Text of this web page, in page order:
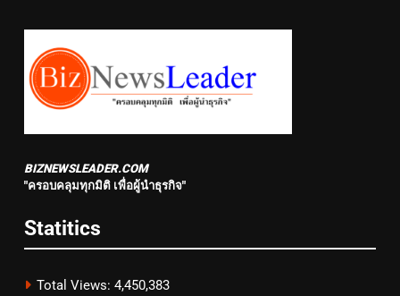
BIZNEWSLEADER.COM
"ครอบคลุมทุกมิติ เพื่อผู้นำธุรกิจ"
Statitics
Total Views: 4,450,383